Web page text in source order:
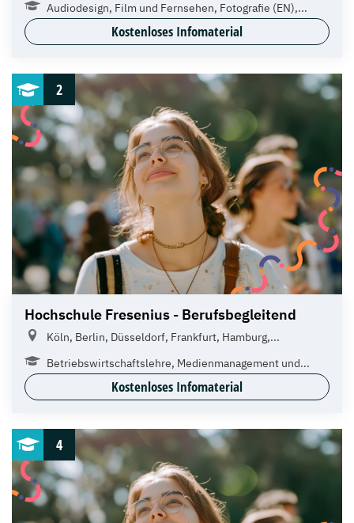
Audiodesign, Film und Fernsehen, Fotografie (EN),...
Kostenloses Infomaterial
2
Hochschule Fresenius - Berufsbegleitend
Köln, Berlin, Düsseldorf, Frankfurt, Hamburg,...
Betriebswirtschaftslehre, Medienmanagement und...
Kostenloses Infomaterial
4